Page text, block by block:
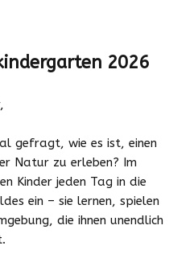
2026
gefragt, wie es ist, einen
Natur zu erleben? Im
Kinder jeden Tag in die
ein – sie lernen, spielen
die ihnen unendlich